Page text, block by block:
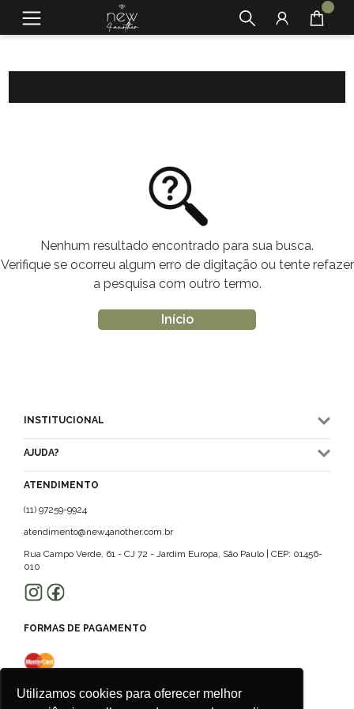
Utilizamos cookies para oferecer melhor
Nenhum resultado encontrado para sua busca.
Verifique se ocorreu algum erro de digitação ou tente refazer
a pesquisa com outro termo.
Início
INSTITUCIONAL
AJUDA?
ATENDIMENTO
(11) 97259-9924
atendimento@new4another.com.br
Rua Campo Verde, 61 - CJ 72 - Jardim Europa, São Paulo | CEP: 01456-
010
FORMAS DE PAGAMENTO